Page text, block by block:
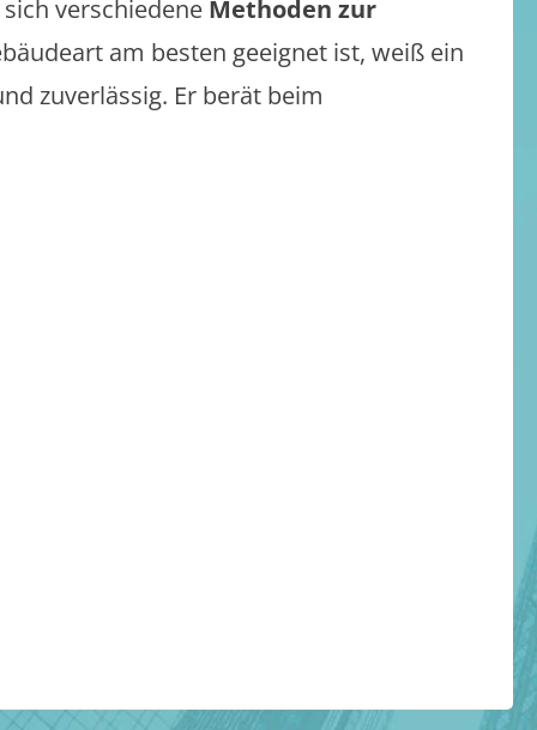
verschiedene Methoden zur
am besten geeignet ist, weiß ein
zuverlässig. Er berät beim